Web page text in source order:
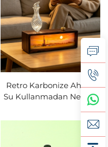
Retro Karbonize Ahşap
Su Kullanmadan Nebüle
Aydınlatmalı Petrol
Sahası Manzaralı Işık ve
Burulmuş Borosilikat